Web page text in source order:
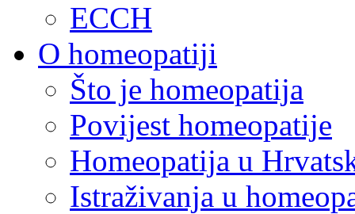
ECCH
O homeopatiji
Što je homeopatija
Povijest homeopatije
Homeopatija u
Istraživanja u